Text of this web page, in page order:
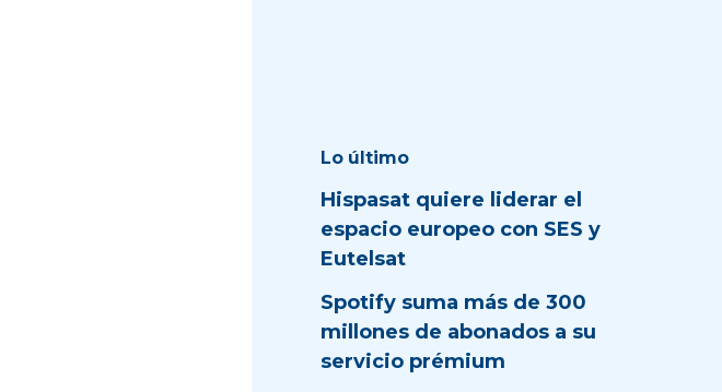
Lo último
Hispasat quiere liderar el
espacio europeo con SES y
Eutelsat
Spotify suma más de 300
millones de abonados a su
servicio prémium